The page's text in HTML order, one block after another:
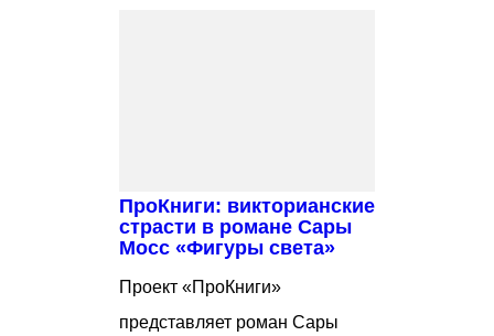
ПроКниги: викторианские
страсти в романе Сары
Мосс «Фигуры света»
Проект «ПроКниги»
представляет роман Сары